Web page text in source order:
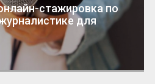
стажировка по
для